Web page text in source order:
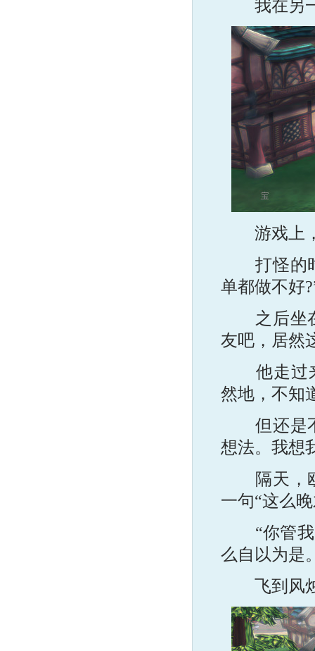
我在另一
游戏上，
打怪的时
单都做不好
之后坐在
友吧，居然
他走过来
然地，不知
但还是不
想法。我想
隔天，欧
一句“这么
“你管我!”
么自以为是
飞到风烛